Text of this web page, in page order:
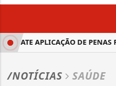
APLICAÇÃO DE PENAS
/NOTÍCIAS SAÚDE